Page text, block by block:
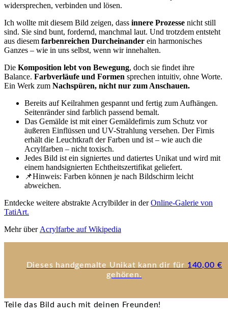
widersprechen, verbinden und lösen.
Ich wollte mit diesem Bild zeigen, dass innere Prozesse nicht still
sind. Sie sind bunt, fordernd, manchmal laut. Und trotzdem entsteht
aus diesem farbenreichen Durcheinander ein harmonisches
Ganzes – wie in uns selbst, wenn wir innehalten.
Die Komposition lebt von Bewegung, doch sie findet ihre
Balance. Farbverläufe und Formen sprechen intuitiv, ohne Worte.
Ein Werk zum Nachspüren, nicht nur zum Anschauen.
Bereits auf Keilrahmen gespannt und fertig zum Aufhängen.
Seitenränder sind farblich passend bemalt.
Das Gemälde ist mit einer Gemäldefirnis zum Schutz vor
äußeren Einflüssen und UV-Strahlung versehen. Der Firnis
erhält die Leuchtkraft der Farben und ist – wie auch die
Acrylfarben – nicht toxisch.
Jedes Bild ist ein signiertes und datiertes Unikat und wird mit
einem handsignierten Echtheitszertifikat geliefert.
📌Hinweis: Farben können je nach Bildschirm leicht
abweichen.
Entdecke weitere abstrakte Acrylbilder in derOnline-Galerie von
TatiArt.
Mehr über Acrylfarbe auf Wikipedia
Dieses handgemalte Unikat kann dir für 140,00 €
gehören.
Teile das Bild auch mit deinen Freunden!